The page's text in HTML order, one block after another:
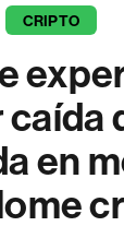
CRIPTO
caída
en